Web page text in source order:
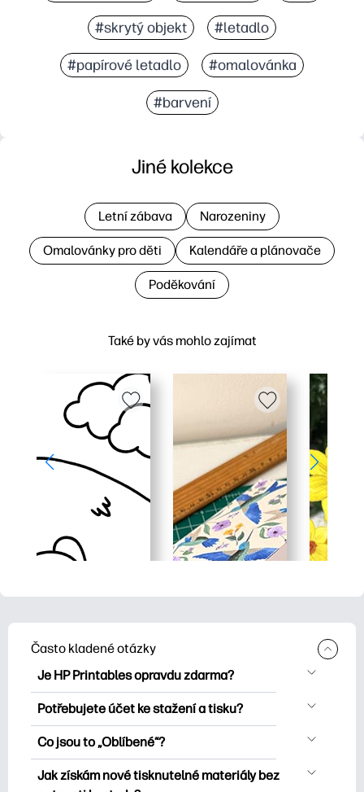
#skrytý objekt #letadlo
#papírové letadlo #omalovánka
#barvení
Také by vás mohlo zajímat
Jiné kolekce
Letní zábava Narozeniny
Omalovánky pro děti Kalendáře a plánovače
Poděkování
Často kladené otázky
Je HP Printables opravdu zdarma?
HP Printables nabízí více než 2500
bezplatných tisknutelných položek ke
stažení a tisku. Prozkoumejte oblíbené
omalovánky, zábavné učební listy,
řemesla a karty pro zvláštní příležitosti,
Potřebujete účet ke stažení a tisku?
Můžete prozkoumat a tisknout bez
vytvoření účtu. Přihlášení vám však
pomůže uložit vaše oblíbené tisknutelné
Co jsou to „Oblíbené“?
Favorites is your personal skrýš
oblíbených tisknutelných položek. Pokud
Jak získám nové tisknutelné materiály bez